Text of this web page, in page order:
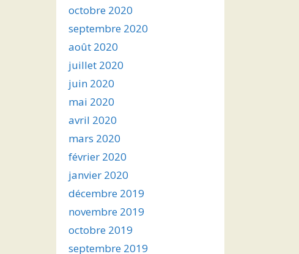
octobre 2020
septembre 2020
août 2020
juillet 2020
juin 2020
mai 2020
avril 2020
mars 2020
février 2020
janvier 2020
décembre 2019
novembre 2019
octobre 2019
septembre 2019